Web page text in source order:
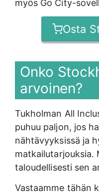
myös Go City-
Osta
Onko
arvoinen?
Tukholman All
puhuu paljon, jos
nähtävyyksissä ja
matkailutarjouksia.
taloudellisesti sen
Vastaamme tähän